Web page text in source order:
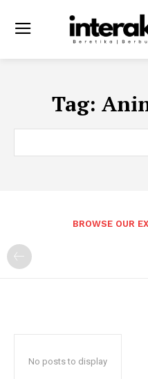
Tag:
BROWSE OUR
No posts to display